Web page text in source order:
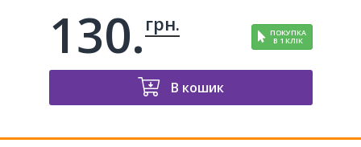
130. грн. ПОКУПКА
В 1 КЛІК
В кошик